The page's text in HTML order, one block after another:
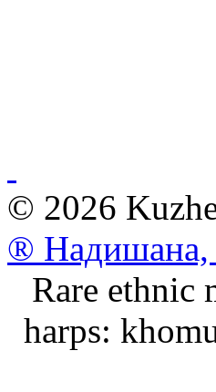
© 2026
® Надишана,
Rare ethnic
harps: